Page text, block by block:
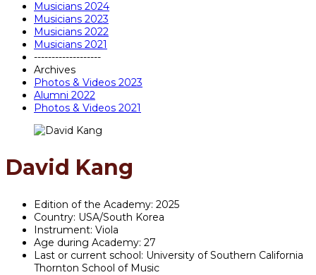
Musicians 2024
Musicians 2023
Musicians 2022
Musicians 2021
-------------------
Archives
Photos & Videos 2023
Alumni 2022
Photos & Videos 2021
David Kang
Edition of the Academy: 2025
Country: USA/South Korea
Instrument: Viola
Age during Academy: 27
Last or current school: University of Southern California
Thornton School of Music